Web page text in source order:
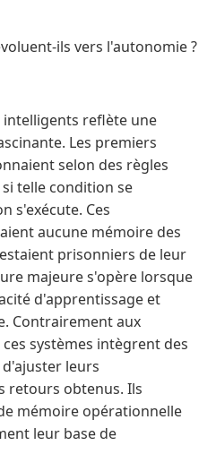
ils vers l'autonomie ?
reflète une
Les premiers
selon des règles
telle condition se
s'exécute. Ces
aucune mémoire des
prisonniers de leur
majeure s'opère lorsque
d'apprentissage et
Contrairement aux
systèmes intègrent des
leurs
retours obtenus. Ils
mémoire opérationnelle
leur base de